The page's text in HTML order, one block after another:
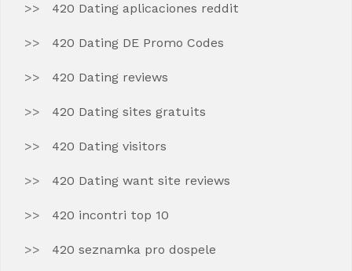
420 Dating aplicaciones reddit
420 Dating DE Promo Codes
420 Dating reviews
420 Dating sites gratuits
420 Dating visitors
420 Dating want site reviews
420 incontri top 10
420 seznamka pro dospele